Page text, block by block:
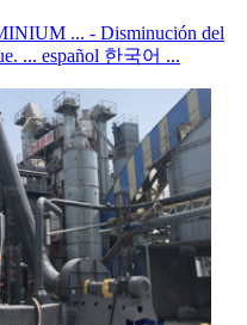
... - Disminución del
... español 한국어 ...